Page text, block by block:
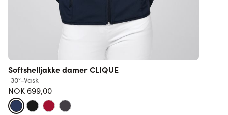
Softshelljakke damer CLIQUE
30°-Vask
NOK 699,00